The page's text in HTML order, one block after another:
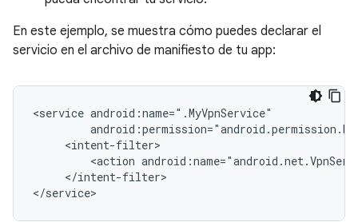
En este ejemplo, se muestra cómo puedes declarar el
servicio en el archivo de manifiesto de tu app:
<service
<action
</intent-filter>